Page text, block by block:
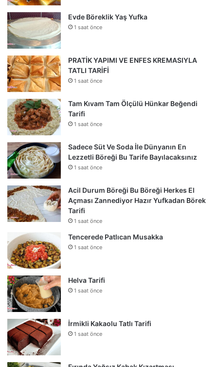
Evde Böreklik Yaş Yufka
1 saat önce
PRATİK YAPIMI VE ENFES KREMASIYLA
TATLI TARİFİ
1 saat önce
Tam Kıvam Tam Ölçülü Hünkar Beğendi
Tarifi
1 saat önce
Sadece Süt Ve Soda İle Dünyanın En
Lezzetli Böreği Bu Tarife Bayılacaksınız
1 saat önce
Acil Durum Böreği Bu Böreği Herkes El
Açması Zannediyor Hazır Yufkadan Börek
Tarifi
1 saat önce
Tencerede Patlıcan Musakka
1 saat önce
Helva Tarifi
1 saat önce
İrmikli Kakaolu Tatlı Tarifi
1 saat önce